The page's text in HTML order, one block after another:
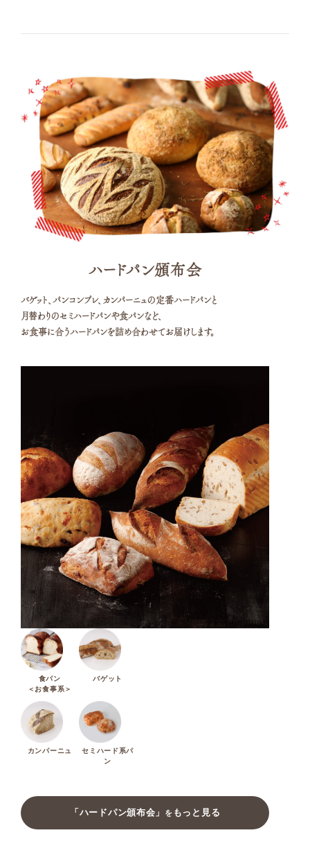
ハードパン頒布会
バゲット、パンコンプレ、カンパーニュの定番ハードパンと
月替わりのセミハードパンや食パンなど、
お食事に合うハードパンを詰め合わせてお届けします。
食パン
＜お食事系＞
バゲット
カンパーニュ
セミハード系パ
ン
「ハードパン頒布会」 を もっと見る